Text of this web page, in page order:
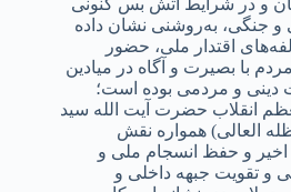
و در شرایط آتش بس کنونی
و جنگی، به‌روشنی نشان داده
اقتدار ملی، حضور
با بصیرت و آگاه در میادین
دینی و مردمی بوده است؛
انقلاب حضرت آیت الله سید
العالی) همواره نقش
اخیر و حفظ انسجام ملی و
و تقویت جبهه داخلی و